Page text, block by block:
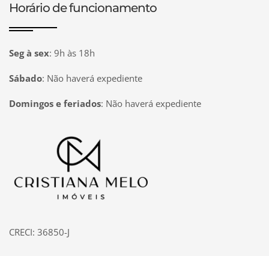
Horário de funcionamento
Seg à sex: 9h às 18h
Sábado: Não haverá expediente
Domingos e feriados: Não haverá expediente
Página inicial
CRECI: 36850-J